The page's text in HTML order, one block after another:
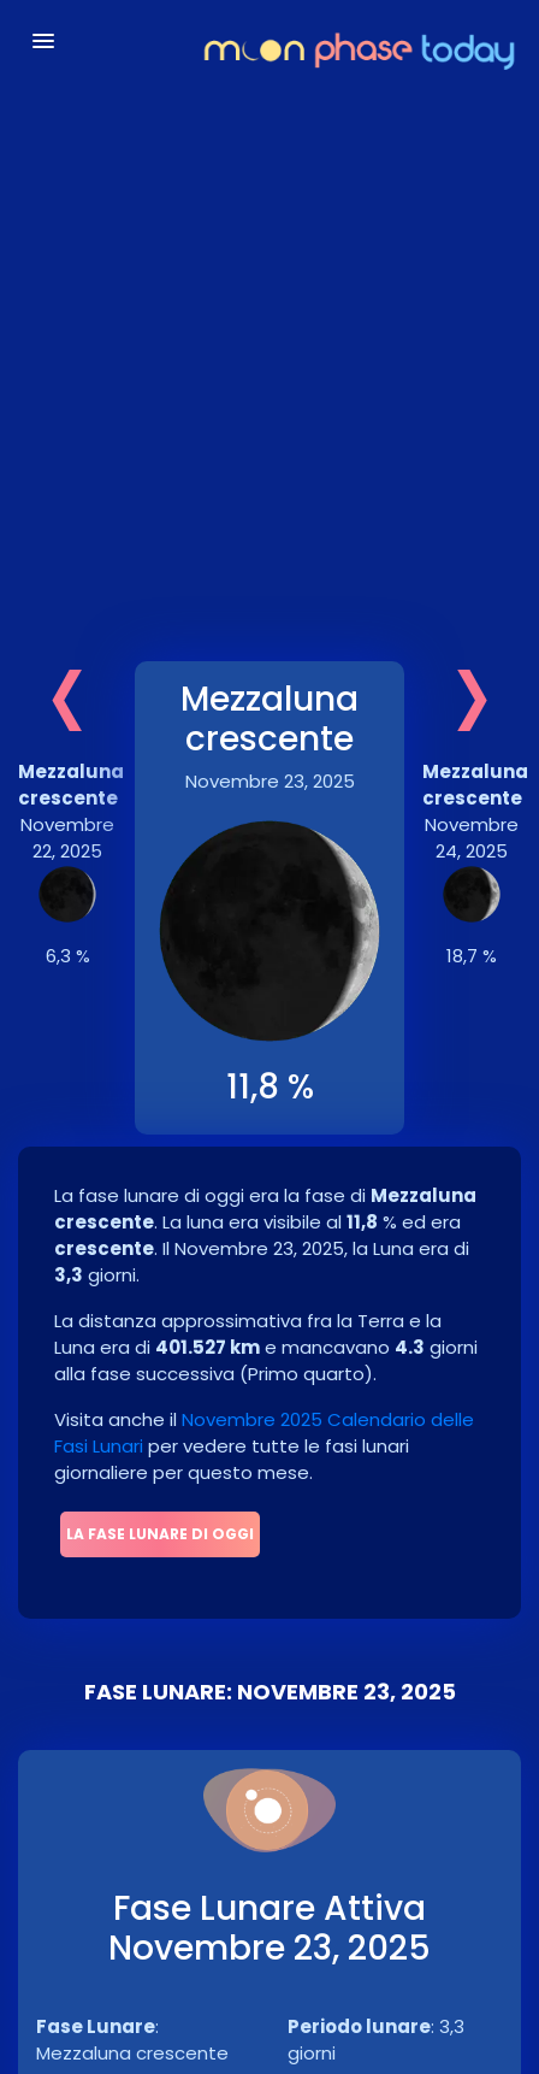
‹
Mezzaluna
crescente
Novembre
22, 2025
6,3 %
Mezzaluna
crescente
Novembre 23, 2025
11,8 %
›
Mezzaluna
crescente
Novembre
24, 2025
18,7 %
La fase lunare di oggi era la fase di Mezzaluna
crescente. La luna era visibile al 11,8 % ed era
crescente. Il Novembre 23, 2025, la Luna era di
3,3 giorni.
La distanza approssimativa fra la Terra e la
Luna era di 401.527 kme mancavano 4.3 giorni
alla fase successiva (Primo quarto).
Visita anche il Novembre 2025 Calendario delle
Fasi Lunari per vedere tutte le fasi lunari
giornaliere per questo mese.
LA FASE LUNARE DI OGGI
FASE LUNARE: NOVEMBRE 23, 2025
Fase Lunare Attiva
Novembre 23, 2025
Fase Lunare:
Mezzaluna crescente
Periodo lunare: 3,3
giorni